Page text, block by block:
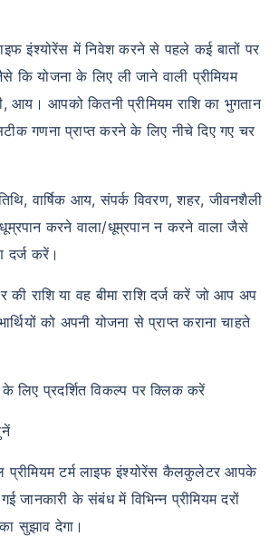
इंश्योरेंस में निवेश करने से पहले कई बातों पर
कि योजना के लिए ली जाने वाली प्रीमियम
आय। आपको कितनी प्रीमियम राशि का भुगतान
गणना प्राप्त करने के लिए नीचे दिए गए चर
वार्षिक आय, संपर्क विवरण, शहर, जीवनशैली
करने वाला/धूम्रपान न करने वाला जैसे
दर्ज करें।
की राशि या वह बीमा राशि दर्ज करें जो आप अप
को अपनी योजना से प्राप्त कराना चाहते
के लिए प्रदर्शित विकल्प पर क्लिक करें
प्रीमियम टर्म लाइफ इंश्योरेंस कैलकुलेटर आपके
गई जानकारी के संबंध में विभिन्न प्रीमियम दरों
सुझाव देगा।
परिवार की सुरक्षा बस एक कदम दूर है
इंश्योरेंस की शुरुआती कीमत है — एक गैर-धूम्रपान करने वाले व्यक्ति के लिए, जिसे
वर्ष की आयु तक कवर। *₹630 प्रति माह, 1 करोड़ के टर्म लाइफ इंश्योरेंस की शुरुआती
के लिए, जिसे कोई पूर्व-मौजूदा बीमारी नहीं है, 46 वर्ष की आयु तक कवर।
लाइफ इंश्योरेंस की शुरुआती कीमत है — एक गैर-धूम्रपान करने वाले व्यक्ति के लिए, जिसे